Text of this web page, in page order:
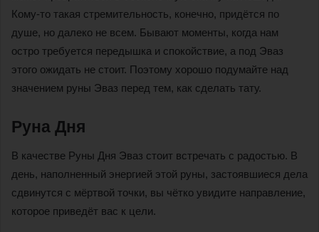
Кому-то такая стремительность, конечно, придётся по
душе, но далеко не всем. Бывают моменты, когда нам
остро требуется передышка и спокойствие, а под Эваз
этого ожидать не стоит. Поэтому хорошо подумайте над
значением руны Эваз перед тем, как сделать тату.
Руна Дня
В качестве Руны Дня Эваз стоит встречать с радостью. В
день, наполненный энергией этой руны, застоявшиеся дела
сдвинутся с мёртвой точки, вы чётко увидите направление,
которое приведёт вас к цели.